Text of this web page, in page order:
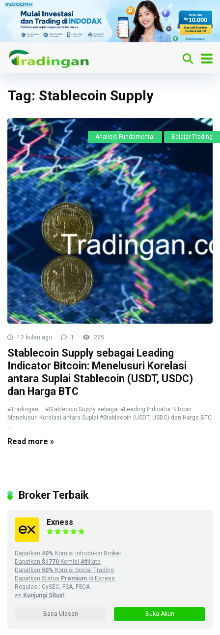
Tag: Stablecoin Supply
Analisis Fundamental Belajar Trading
12 bulan ago 1 275
Stablecoin Supply sebagai Leading
Indicator Bitcoin: Menelusuri Korelasi
antara Suplai Stablecoin (USDT, USDC)
dan Harga BTC
#Tradingan – #Stablecoin Supply sebagai #Leading Indicator Bitcoin:
Menelusuri Korelasi antara Suplai #Stablecoin (USDT, USDC) dan Harga BTC
Read more »
Broker Terbaik
Exness
Dapatkan 40% Komisi Introduksi Broker
Dapatkan $1770 Komisi Affiliate
Dapatkan 50% Komisi Social Trading
Dapatkan Status Premium di Exness
Regulasi: CySEC, FSA, FSCA
>> Kunjungi Situs!
Baca Ulasan Buka Akun